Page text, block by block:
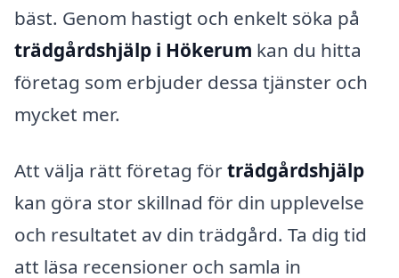
bäst. Genom hastigt och enkelt söka på
trädgårdshjälp i Hökerum kan du hitta
företag som erbjuder dessa tjänster och
mycket mer.
Att välja rätt företag förträdgårdshjälp
kan göra stor skillnad för din upplevelse
och resultatet av din trädgård. Ta dig tid
att läsa recensioner och samla in